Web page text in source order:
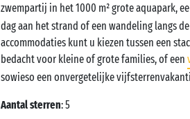
zwempartij in het 1000 m² grote aquapark,
dag aan het strand of een wandeling langs
accommodaties kunt u kiezen tussen een
bedacht voor kleine of grote families, of een
sowieso een onvergetelijke
Aantal sterren: 5